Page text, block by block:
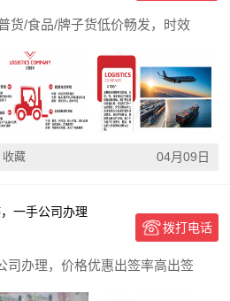
货/食品/牌子货低价畅发，时效
收藏 04月09日
一手公司办理
拨打电话
司办理，价格优惠出签率高出签